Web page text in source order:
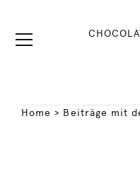
Home > Beiträge mit